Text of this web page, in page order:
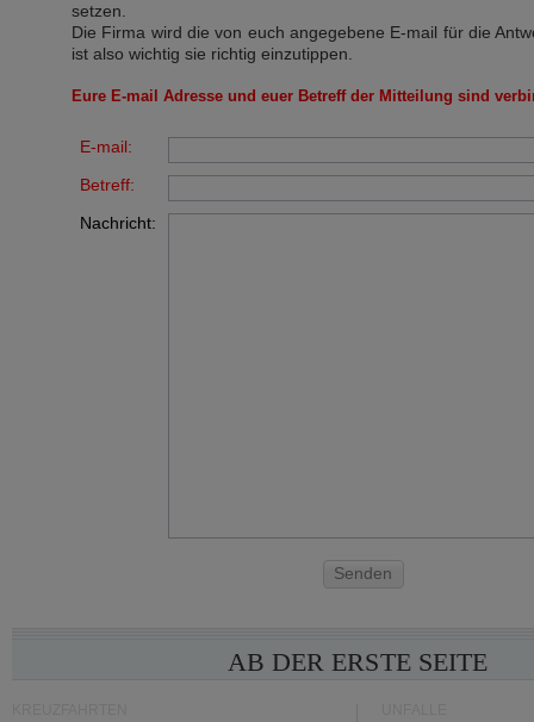
setzen.
Die Firma wird die von euch angegebene E-mail für die
ist also wichtig sie richtig einzutippen.
Eure E-mail Adresse und euer Betreff der Mitteilung sind
E-mail:
Betreff:
Nachricht:
Senden
AB DER ERSTE SEITE